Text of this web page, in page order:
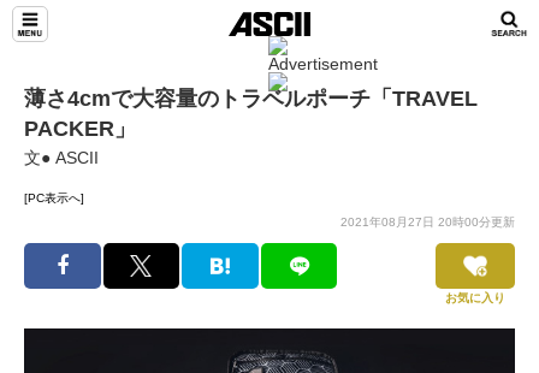
薄さ4cmで大容量のトラベルポーチ「TRAVEL
PACKER」
文● ASCII
[PC表示へ]
2021年08月27日 20時00分更新
お気に入り